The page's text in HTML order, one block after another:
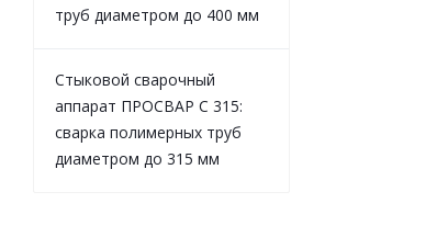
труб диаметром до 400 мм
Стыковой сварочный
аппарат ПРОСВАР С 315:
сварка полимерных труб
диаметром до 315 мм